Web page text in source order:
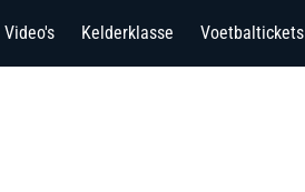
Video's Kelderklasse Voetbaltickets